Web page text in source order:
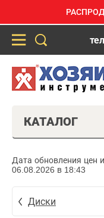
КАТАЛОГ
Дата обновления цен
06.08.2026 в 18:43
Диски